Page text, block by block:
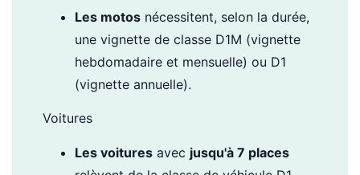
Les motos nécessitent, selon la durée,
une vignette de classe D1M (vignette
hebdomadaire et mensuelle) ou D1
(vignette annuelle).
Voitures
Les voitures avec jusqu'à 7 places